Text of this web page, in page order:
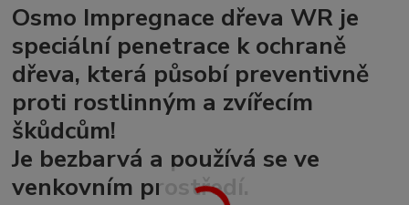
Osmo Impregnace dřeva WR je
speciální penetrace k ochraně
dřeva, která působí preventivně
proti rostlinným a zvířecím
škůdcům!
Je bezbarvá a používá se ve
venkovním prostředí.